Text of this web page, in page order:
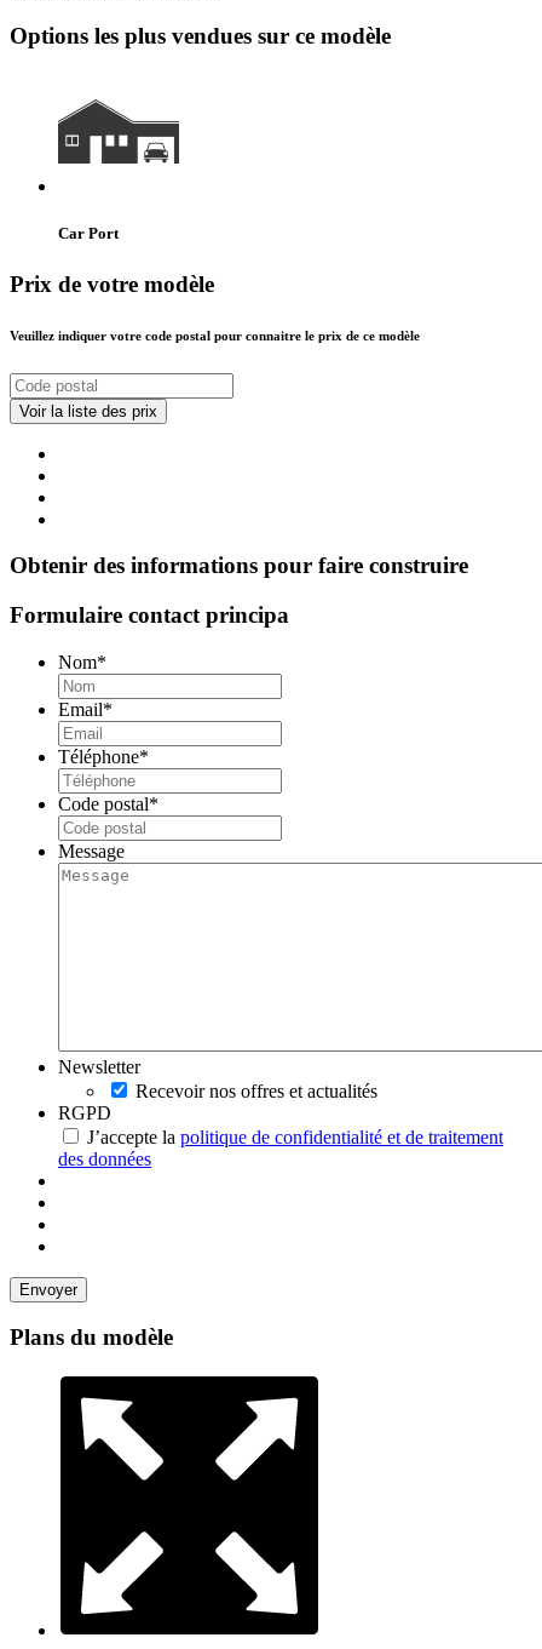
Options les plus vendues sur ce modèle
Car Port
Prix de votre modèle
Veuillez indiquer votre code postal pour connaitre le prix de ce modèle
Obtenir des informations pour faire construire
Formulaire contact principa
Nom*
Email*
Téléphone*
Code postal*
Message
Newsletter
Recevoir nos offres et actualités
RGPD
J’accepte la politique de confidentialité et de traitement
des données
Plans du modèle